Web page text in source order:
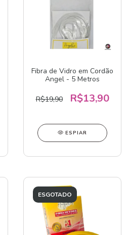
Fibra de Vidro em Cordão
Angel - 5 Metros
R$19,90 R$13,90
ESPIAR
ESGOTADO